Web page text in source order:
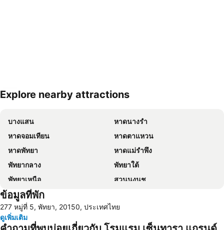
Explore nearby attractions
บางแสน
หาดนางรำ
หาดจอมเทียน
หาดตาแหวน
หาดพัทยา
หาดแม่รำพึง
พัทยากลาง
พัทยาใต้
พัทยาเหนือ
สวนนงนุช
หาดแสม
เกาะขาม
ถนนคนเดิน
แสมสาร
ข้อมูลที่พัก
277 หมู่ที่ 5, พัทยา, 20150, ประเทศไทย
ดูเพิ่มเติม